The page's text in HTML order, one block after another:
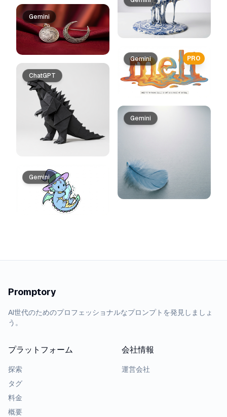
Gemini
ChatGPT
Gemini
PRO
Gemini
Gemini
Promptory
AI世代のためのプロフェッショナルなプロンプトを発見しましょ
う。
プラットフォーム
探索
タグ
料金
概要
会社情報
運営会社